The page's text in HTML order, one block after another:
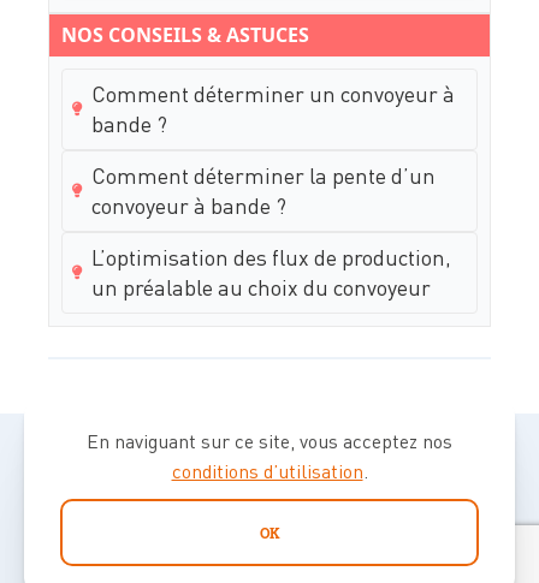
En naviguant sur ce site, vous acceptez nos
conditions d’utilisation.
OK
NOS CONSEILS & ASTUCES
Comment déterminer un convoyeur à
bande ?
Comment déterminer la pente d’un
convoyeur à bande ?
L’optimisation des flux de production,
un préalable au choix du convoyeur